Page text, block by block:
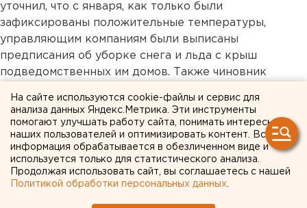
уточнил, что с января, как только были
зафиксированы положительные температуры,
управляющим компаниям были выписаны
предписания об уборке снега и льда с крыш
подведомственных им домов. Также чиновник
обрушения снега или льда за прошлые годы, но, по
его словам, в 2020 году жертв не было.
Независимо от того, где скопился лед или снег – на
карнизе, на балконе или козырьке подъезда, нести
ответственность перед пострадавшими будет
На сайте используются cookie-файлы и сервис для
анализа данных Яндекс.Метрика. Эти инструменты
помогают улучшать работу сайта, понимать интересы
наших пользователей и оптимизировать контент. Вся
информация обрабатывается в обезличенном виде и
используется только для статистического анализа.
Продолжая использовать сайт, вы соглашаетесь с нашей
Политикой обработки персональных данных